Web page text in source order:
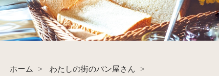
ホーム > わたしの街のパン屋さん
>